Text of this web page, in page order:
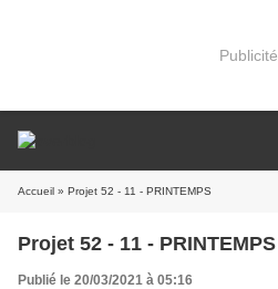
Publicité
Accueil » Projet 52 - 11 - PRINTEMPS
Projet 52 - 11 - PRINTEMPS
Publié le 20/03/2021 à 05:16